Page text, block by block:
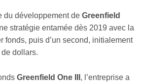
du développement de Greenfield
stratégie entamée dès 2019 avec la
fonds, puis d’un second, initialement
dollars.
Greenfield One
, l’entreprise a